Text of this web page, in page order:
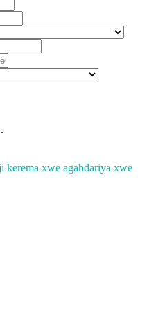
kerema xwe agahdariya xwe